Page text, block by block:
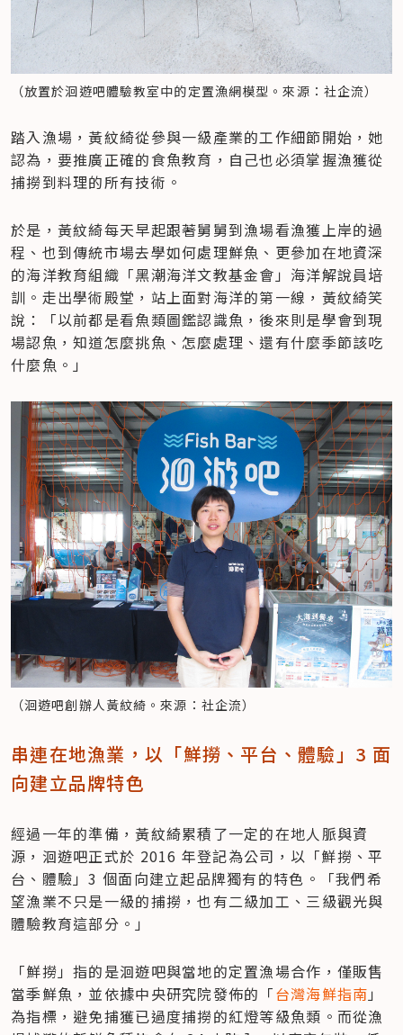
（放置於洄遊吧體驗教室中的定置漁網模型。來源：社企流）
踏入漁場，黃紋綺從參與一級產業的工作細節開始，她
認為，要推廣正確的食魚教育，自己也必須掌握漁獲從
捕撈到料理的所有技術。
於是，黃紋綺每天早起跟著舅舅到漁場看漁獲上岸的過
程、也到傳統市場去學如何處理鮮魚、更參加在地資深
的海洋教育組織「黑潮海洋文教基金會」海洋解說員培
訓。走出學術殿堂，站上面對海洋的第一線，黃紋綺笑
說：「以前都是看魚類圖鑑認識魚，後來則是學會到現
場認魚，知道怎麼挑魚、怎麼處理、還有什麼季節該吃
什麼魚。」
（洄遊吧創辦人黃紋綺。來源：社企流）
串連在地漁業，以「鮮撈、平台、體驗」3 面
向建立品牌特色
經過一年的準備，黃紋綺累積了一定的在地人脈與資
源，洄遊吧正式於 2016 年登記為公司，以「鮮撈、平
台、體驗」3 個面向建立起品牌獨有的特色。「我們希
望漁業不只是一級的捕撈，也有二級加工、三級觀光與
體驗教育這部分。」
「鮮撈」指的是洄遊吧與當地的定置漁場合作，僅販售
當季鮮魚，並依據中央研究院發佈的「台灣海鮮指南 」
為指標，避免捕獲已過度捕撈的紅燈等級魚類。而從漁